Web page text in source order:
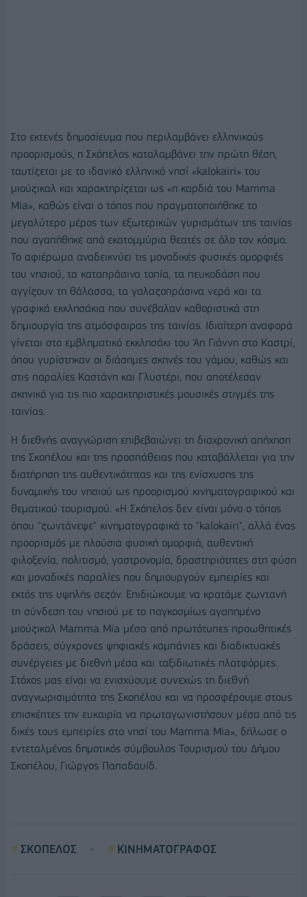
Στο εκτενές δημοσίευμα που περιλαμβάνει ελληνικούς
προορισμούς, η Σκόπελος καταλαμβάνει την πρώτη θέση,
ταυτίζεται με το ιδανικό ελληνικό νησί «kalokairi» του
μιούζικαλ και χαρακτηρίζεται ως «η καρδιά του Mamma
Mia», καθώς είναι ο τόπος που πραγματοποιήθηκε το
μεγαλύτερο μέρος των εξωτερικών γυρισμάτων της ταινίας
που αγαπήθηκε από εκατομμύρια θεατές σε όλο τον κόσμο.
Το αφιέρωμα αναδεικνύει τις μοναδικές φυσικές ομορφιές
του νησιού, τα καταπράσινα τοπία, τα πευκοδάση που
αγγίζουν τη θάλασσα, τα γαλαζοπράσινα νερά και τα
γραφικά εκκλησάκια που συνέβαλαν καθοριστικά στη
δημιουργία της ατμόσφαιρας της ταινίας. Ιδιαίτερη αναφορά
γίνεται στο εμβληματικό εκκλησάκι του Άη Γιάννη στο Καστρί,
όπου γυρίστηκαν οι διάσημες σκηνές του γάμου, καθώς και
στις παραλίες Καστάνη και Γλυστέρι, που αποτέλεσαν
σκηνικό για τις πιο χαρακτηριστικές μουσικές στιγμές της
ταινίας.
Η διεθνής αναγνώριση επιβεβαιώνει τη διαχρονική απήχηση
της Σκοπέλου και της προσπάθειας που καταβάλλεται για την
διατήρηση της αυθεντικότητας και της ενίσχυσης της
δυναμικής του νησιού ως προορισμού κινηματογραφικού και
θεματικού τουρισμού. «Η Σκόπελος δεν είναι μόνο ο τόπος
όπου "ζωντάνεψε" κινηματογραφικά το "kalokairi", αλλά ένας
προορισμός με πλούσια φυσική ομορφιά, αυθεντική
φιλοξενία, πολιτισμό, γαστρονομία, δραστηριότητες στη φύση
και μοναδικές παραλίες που δημιουργούν εμπειρίες και
εκτός της υψηλής σεζόν. Επιδιώκουμε να κρατάμε ζωντανή
τη σύνδεση του νησιού με το παγκοσμίως αγαπημένο
μιούζικαλ Mamma Mia μέσα από πρωτότυπες προωθητικές
δράσεις, σύγχρονες ψηφιακές καμπάνιες και διαδικτυακές
συνέργειες με διεθνή μέσα και ταξιδιωτικές πλατφόρμες.
Στόχος μας είναι να ενισχύουμε συνεχώς τη διεθνή
αναγνωρισιμότητα της Σκοπέλου και να προσφέρουμε στους
επισκέπτες την ευκαιρία να πρωταγωνιστήσουν μέσα από τις
δικές τους εμπειρίες στο νησί του Mamma Mia», δήλωσε ο
εντεταλμένος δημοτικός σύμβουλος Τουρισμού του Δήμου
Σκοπέλου, Γιώργος Παπαδαυίδ.
ΣΚΟΠΕΛΟΣ ΚΙΝΗΜΑΤΟΓΡΑΦΟΣ